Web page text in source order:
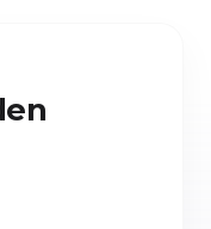
new